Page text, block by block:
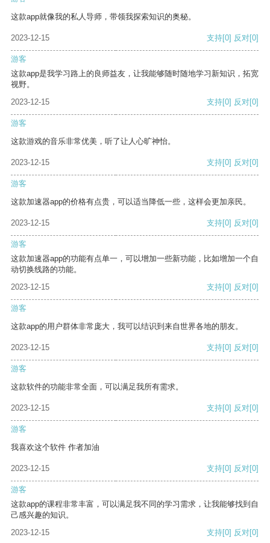
这款app就像我的私人导师，带领我探索知识的奥秘。
2023-12-15 支持[0] 反对[0]
游客
这款app是我学习路上的良师益友，让我能够随时随地学习新知识，拓宽
视野。
2023-12-15
支持[0] 反对[0]
游客
这款游戏的音乐非常优美，听了让人心旷神怡。
2023-12-15 支持[0] 反对[0]
游客
这款加速器app的价格有点贵，可以适当降低一些，这样会更加亲民。
2023-12-15 支持[0] 反对[0]
游客
这款加速器app的功能有点单一，可以增加一些新功能，比如增加一个自
动切换线路的功能。
2023-12-15
支持[0] 反对[0]
游客
这款app的用户群体非常庞大，我可以结识到来自世界各地的朋友。
2023-12-15 支持[0] 反对[0]
游客
这款软件的功能非常全面，可以满足我所有需求。
2023-12-15 支持[0] 反对[0]
游客
我喜欢这个软件 作者加油
2023-12-15 支持[0] 反对[0]
游客
这款app的课程非常丰富，可以满足我不同的学习需求，让我能够找到自
己感兴趣的知识。
2023-12-15
支持[0] 反对[0]